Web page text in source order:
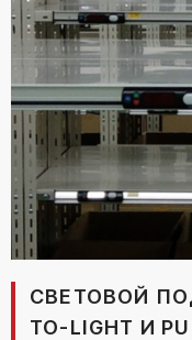
СВЕТОВОЙ
TO-LIGHT И